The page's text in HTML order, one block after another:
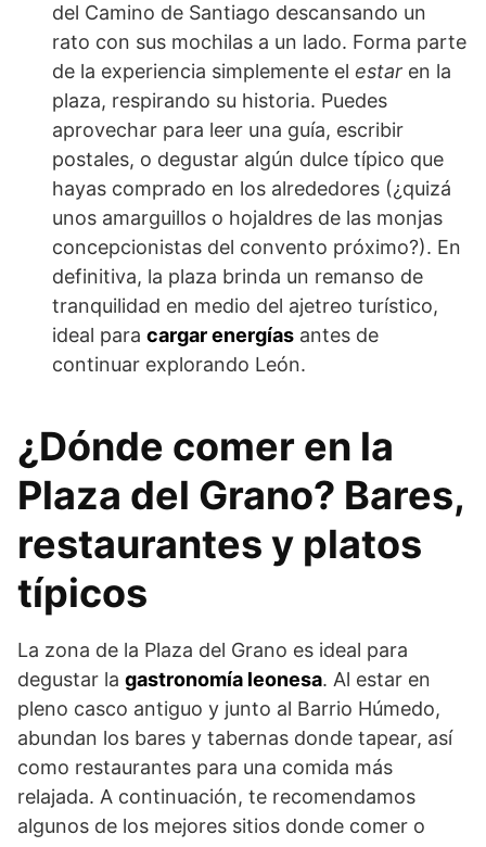
del Camino de Santiago descansando un
rato con sus mochilas a un lado. Forma parte
de la experiencia simplemente el estar en la
plaza, respirando su historia. Puedes
aprovechar para leer una guía, escribir
postales, o degustar algún dulce típico que
hayas comprado en los alrededores (¿quizá
unos amarguillos o hojaldres de las monjas
concepcionistas del convento próximo?). En
definitiva, la plaza brinda un remanso de
tranquilidad en medio del ajetreo turístico,
ideal para cargar energías antes de
continuar explorando León.
¿Dónde comer en la
Plaza del Grano? Bares,
restaurantes y platos
típicos
La zona de la Plaza del Grano es ideal para
degustar la gastronomía leonesa. Al estar en
pleno casco antiguo y junto al Barrio Húmedo,
abundan los bares y tabernas donde tapear, así
como restaurantes para una comida más
relajada. A continuación, te recomendamos
algunos de los mejores sitios donde comer o